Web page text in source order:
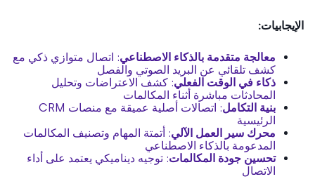
معالجة متقدمة بالذكاء الاصطناعي: اتصال متوازي ذكي مع
كشف تلقائي عن البريد الصوتي والفصل
ذكاء في الوقت الفعلي: كشف الاعتراضات وتحليل
المحادثات مباشرة أثناء المكالمات
بنية التكامل
: اتصالات أصلية عميقة مع منصات CRM
الرئيسية
محرك سير العمل الآلي : أتمتة المهام وتصنيف المكالمات
المدعومة بالذكاء الاصطناعي
تحسين جودة المكالمات: توجيه ديناميكي يعتمد على أداء
الاتصال